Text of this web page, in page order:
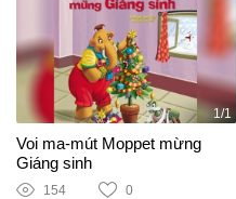
1/1
Voi ma-mút Moppet mừng
Giáng sinh
154 0